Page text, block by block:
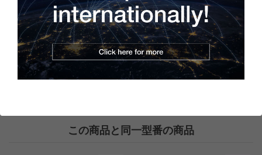
時間に制限があります。バッテリが必要な場合は、新品のバッテ
リ(CP1W-BAT01)をご用意ください。モノタロウ様などのショッ
プで購入いただけます。
ところどころにキズや汚れ、変色している箇所がありますが、目
立ったものはなく状態は良好です。
この商品と同一型番の商品